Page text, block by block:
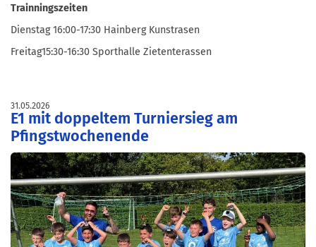
Trainningszeiten
Dienstag 16:00-17:30 Hainberg Kunstrasen
Freitag15:30-16:30 Sporthalle Zietenterassen
31.05.2026
E1 mit doppeltem Turniersieg am
Pfingstwochenende